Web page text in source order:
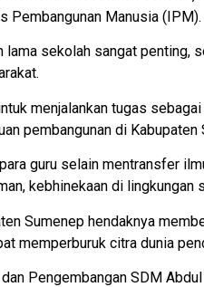
Pembangunan Manusia (IPM).
lama sekolah sangat
menjalankan tugas
pembangunan di Kabupaten
guru selain mentransfer
kebhinekaan di lingkungan
Sumenep hendaknya
memperburuk citra dunia
Pengembangan SDM